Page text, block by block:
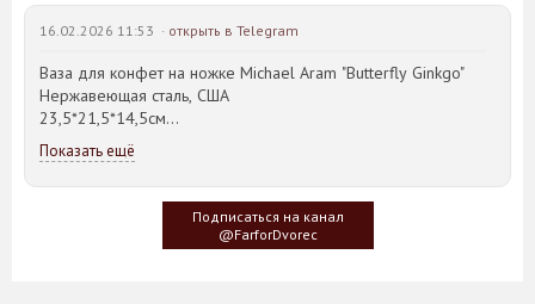
16.02.2026 11:53 · открыть в Telegram
Ваза для конфет на ножке Michael Aram "Butterfly Ginkgo"
Нержавеющая сталь, США
23,5*21,5*14,5см
Идея такого дизайна предметов сервировки стола пришла
создателю, когда он впервые увидел дерево Гинкго Билоба,
у которого растут двойные листья, напоминающие крылья
Показать ещё
Подписаться на канал
@FarforDvorec